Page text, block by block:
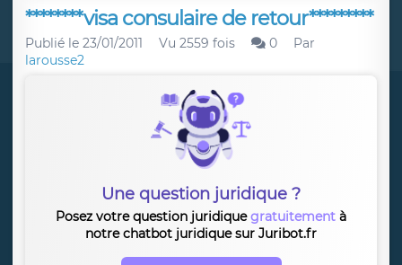
********visa consulaire de retour*********
Publié le 23/01/2011 Vu 2559 fois 0
Par
larousse2
Une question juridique ?
Posez votre question juridiquegratuitement à
notre chatbot juridique sur Juribot.fr